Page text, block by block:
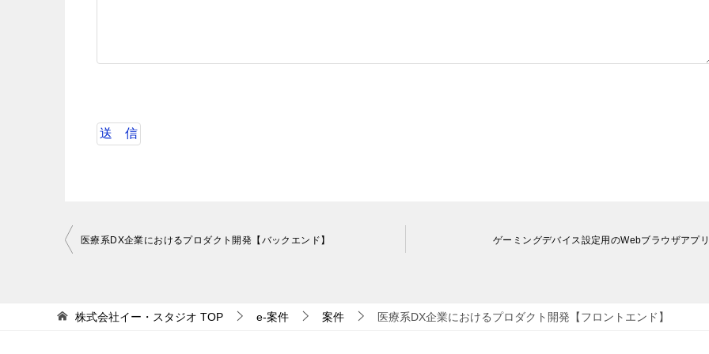
投
ビ
医療系DX企業におけるプロダクト開発【バックエンド】 ゲーミングデバイス設定用のWebブラウザアプ
株式会社イー・スタジオ TOP e-案件 案件 医療系DX企業におけるプロダクト開発【フロントエンド】